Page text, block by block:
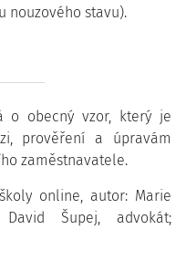
nouzového stavu).
o obecný vzor, který je
prověření a úpravám
zaměstnavatele.
online, autor: Marie
Šupej, advokát;